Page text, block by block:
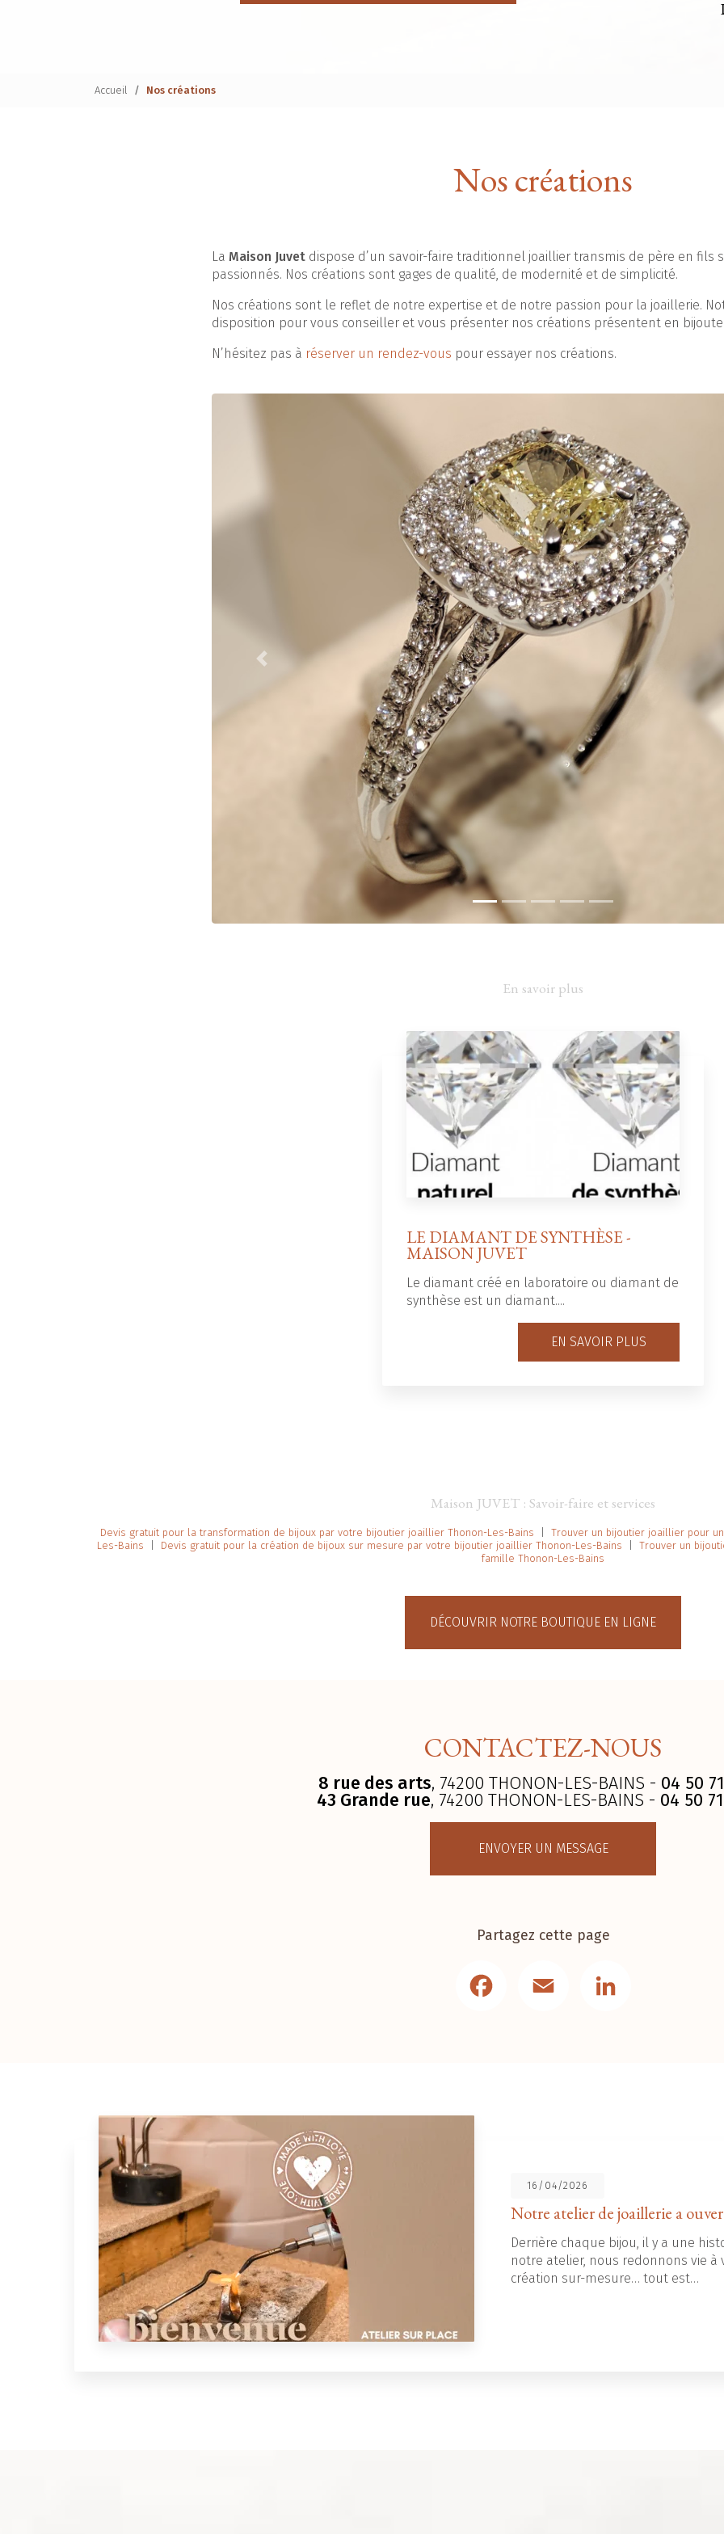
Accueil Nos créations
Nos créations
La Maison Juvet dispose d’un savoir-faire traditionnel joaillier transmis de père en fils
passionnés. Nos créations sont gages de qualité, de modernité et de simplicité.
Nos créations sont le reflet de notre expertise et de notre passion pour la joaillerie.
disposition pour vous conseiller et vous présenter nos créations présentent en
N’hésitez pas à réserver un rendez-vous pour essayer nos créations.
Previous
En savoir plus
LE DIAMANT DE SYNTHÈSE -
MAISON JUVET
Le diamant créé en laboratoire ou diamant de
synthèse est un diamant....
EN SAVOIR PLUS
Maison JUVET : Savoir-faire et services
Devis gratuit pour la transformation de bijoux par votre bijoutier joaillier Thonon-Les-Bains
Trouver un bijoutier joaillier pour
Les-Bains
Devis gratuit pour la création de bijoux sur mesure par votre bijoutier joaillier Thonon-Les-Bains
Trouver un
famille Thonon-Les-Bains
DÉCOUVRIR NOTRE BOUTIQUE EN LIGNE
CONTACTEZ-NOUS
8 rue des arts, 74200 THONON-LES-BAINS - 04 50
43 Grande rue, 74200 THONON-LES-BAINS - 04 50
ENVOYER UN MESSAGE
Partagez cette page
16/04/2026
Notre atelier de joaillerie a
Derrière chaque bijou, il y a une
notre atelier, nous redonnons vie à
création sur-mesure… tout est…